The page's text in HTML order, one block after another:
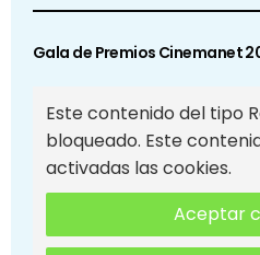
Gala de Premios Cinemanet
Este contenido del tipo
bloqueado. Este
activadas las cookies.
Aceptar